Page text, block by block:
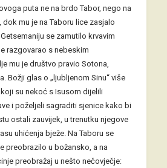
puta ne na brdo Tabor, nego na
mu je na Taboru lice zasjalo
se zamutilo krvavim
razgovarao s nebeskim
mu je društvo pravio Sotona,
Božji glas o „ljubljenom Sinu“ više
su nekoć s Isusom dijelili
i poželjeli sagraditi sjenice kako bi
ostali zauvijek, u trenutku njegove
uhićenja bježe. Na Taboru se
preobrazilo u božansko, a na
preobražaj u nešto nečovječje: